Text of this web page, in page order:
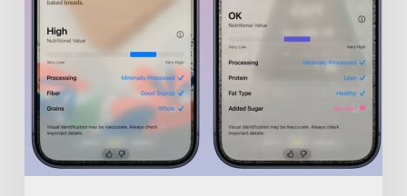
Visual
Search
Track
Food
Calories